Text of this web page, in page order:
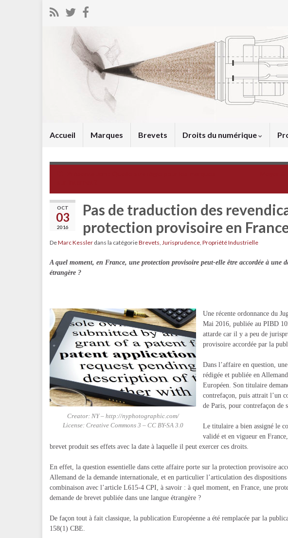
Accueil Marques Brevets Droits du numérique
OCT
03
2016
Pas de traduction des
protection provisoire en
DeMarc Kessler dans la catégorieBrevets, Jurisprudence, Propriété Industrielle
A quel moment, en France, une protection provisoire peut-elle être accordée à une
étrangère ?
Creator: NY – http://nyphotographic.com/
License: Creative Commons 3 – CC BY-SA 3.0
Une récente ordonnance du
Mai 2016, publiée au PIBD
attarde car il y a peu de
provisoire accordée par la
Dans l’affaire en question,
rédigée et publiée en
Européen. Son titulaire
contrefaçon, puis attrait l’un
de Paris, pour contrefaçon de
Le titulaire a bien assigné le
validé et en vigueur en
brevet produit ses effets avec la date à laquelle il peut exercer ces droits.
En effet, la question essentielle dans cette affaire porte sur la protection provisoire
Allemand de la demande internationale, et en particulier l’articulation des
combinaison avec l’article L615-4 CPI, à savoir : à quel moment, en France, une
demande de brevet publiée dans une langue étrangère ?
De façon tout à fait classique, la publication Européenne a été remplacée par la
158(1) CBE.